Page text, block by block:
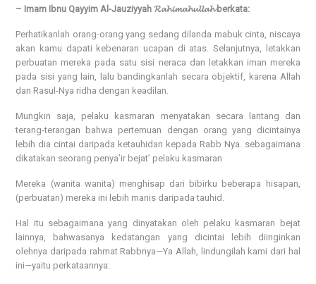
– Imam Ibnu Qayyim Al-Jauziyyah 𝓡𝓪𝓱𝓲𝓶𝓪𝓱𝓾𝓵𝓵𝓪𝓱 berkata:
Perhatikanlah orang-orang yang sedang dilanda mabuk cinta, niscaya
akan kamu dapati kebenaran ucapan di atas. Selanjutnya, letakkan
perbuatan mereka pada satu sisi neraca dan letakkan iman mereka
pada sisi yang lain, lalu bandingkanlah secara objektif, karena Allah
dan Rasul-Nya ridha dengan keadilan.
Mungkin saja, pelaku kasmaran menyatakan secara lantang dan
terang-terangan bahwa pertemuan dengan orang yang dicintainya
lebih dia cintai daripada ketauhidan kepada Rabb Nya. sebagaimana
dikatakan seorang penya’ir bejat’ pelaku kasmaran
Mereka (wanita wanita) menghisap dari bibirku beberapa hisapan,
(perbuatan) mereka ini lebih manis daripada tauhid.
Hal itu sebagaimana yang dinyatakan oleh pelaku kasmaran bejat
lainnya, bahwasanya kedatangan yang dicintai lebih diinginkan
olehnya daripada rahmat Rabbnya—Ya Allah, lindungilah kami dari hal
ini—yaitu perkataannya: